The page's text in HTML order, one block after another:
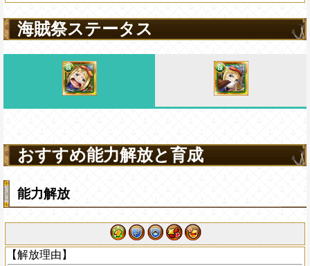
海賊祭ステータス
おすすめ能力解放と育成
能力解放
【解放理由】